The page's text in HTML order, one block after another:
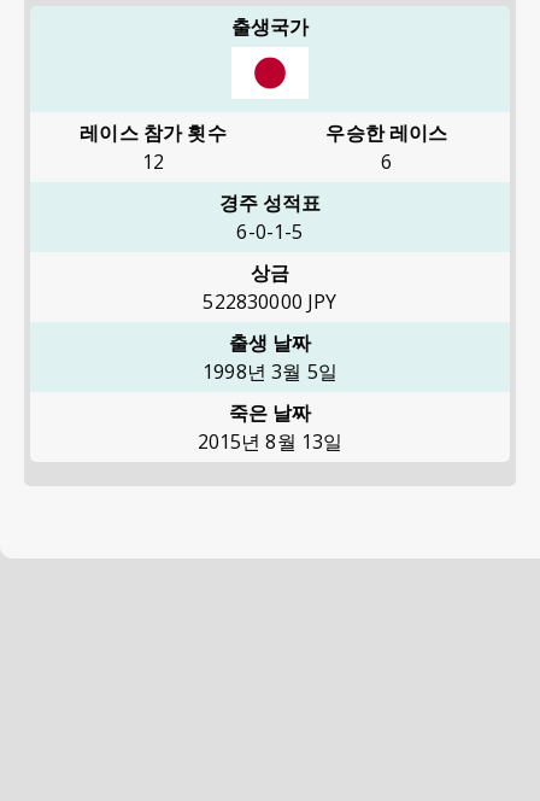
출생국가
레이스 참가 횟수
12
우승한 레이스
6
경주 성적표
6-0-1-5
상금
522830000 JPY
출생 날짜
1998년 3월 5일
죽은 날짜
2015년 8월 13일